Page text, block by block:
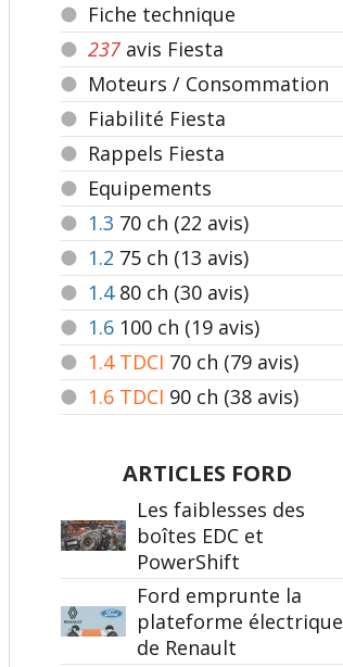
Fiche technique
237 avis Fiesta
Moteurs / Consommation
Fiabilité Fiesta
Rappels Fiesta
Equipements
1.3 70 ch (22 avis)
1.2 75 ch (13 avis)
1.480 ch (30 avis)
1.6 100 ch (19 avis)
1.4 TDCI 70 ch (79 avis)
1.6 TDCI 90 ch (38 avis)
ARTICLES FORD
Les faiblesses des
boîtes EDC et
PowerShift
Ford emprunte la
plateforme électrique
de Renault